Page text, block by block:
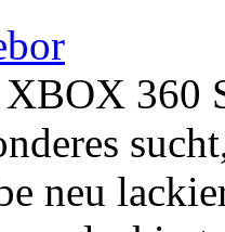
XBOX 360
neu